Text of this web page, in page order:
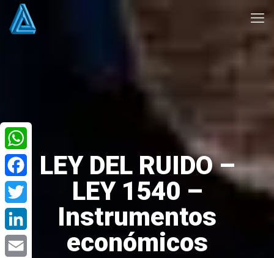
LEY DEL RUIDO –
LEY 1540 –
Instrumentos
económicos
WhatsApp
Facebook
Twitter
LinkedIn